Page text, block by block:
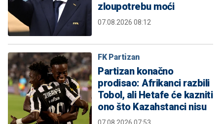
zloupotrebu moći
07.08.2026 08:12
FK Partizan
Partizan konačno
prodisao: Afrikanci razbili
Tobol, ali Hetafe će kazniti
ono što Kazahstanci nisu